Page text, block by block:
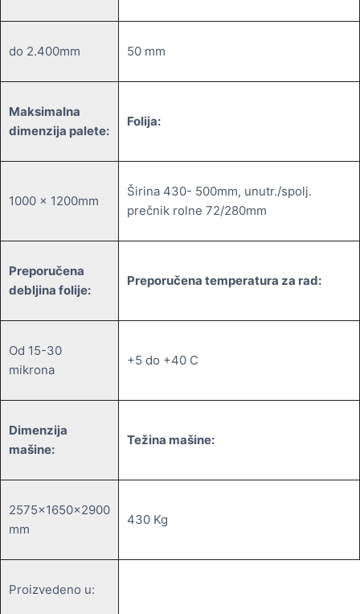
do 2.400mm 50 mm
Maksimalna
dimenzija palete:
Folija:
1000 x 1200mm
Širina 430- 500mm, unutr./spolj.
prečnik rolne 72/280mm
Preporučena
debljina folije:
Preporučena temperatura za rad:
Od 15-30
mikrona
+5 do +40 C
Dimenzija
mašine:
Težina mašine:
2575x1650x2900
mm
430 Kg
Proizvedeno u: